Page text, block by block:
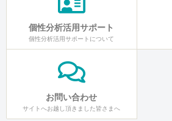
個性分析活用サポート
個性分析活用サポートについて
お問い合わせ
サイトへお越し頂きました皆さまへ